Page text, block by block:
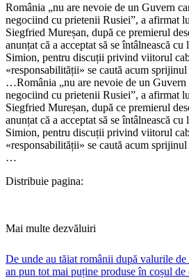
România „nu are nevoie de un Guvern
negociind cu prietenii Rusiei”, a afirmat
Siegfried Mureșan, după ce premierul
anunțat că a acceptat să se întâlnească
Simion, pentru discuții privind viitorul
«responsabilității» se caută acum
…​România „nu are nevoie de un Guvern
negociind cu prietenii Rusiei”, a afirmat
Siegfried Mureșan, după ce premierul
anunțat că a acceptat să se întâlnească
Simion, pentru discuții privind viitorul
«responsabilității» se caută acum
…
Distribuie pagina:
Mai multe dezvăluiri
De unde au tăiat românii după valurile
an pun tot mai puține produse în coșul de